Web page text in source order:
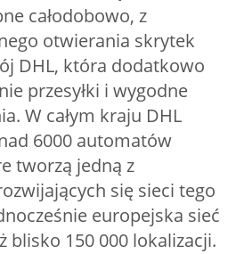
całodobowo, z
otwierania skrytek
DHL, która dodatkowo
przesyłki i wygodne
W całym kraju DHL
6000 automatów
tworzą jedną z
się sieci tego
europejska sieć
blisko 150 000 lokalizacji.